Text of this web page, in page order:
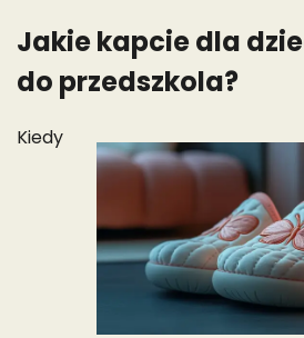
Jakie kapcie dla
do przedszkola?
Kiedy